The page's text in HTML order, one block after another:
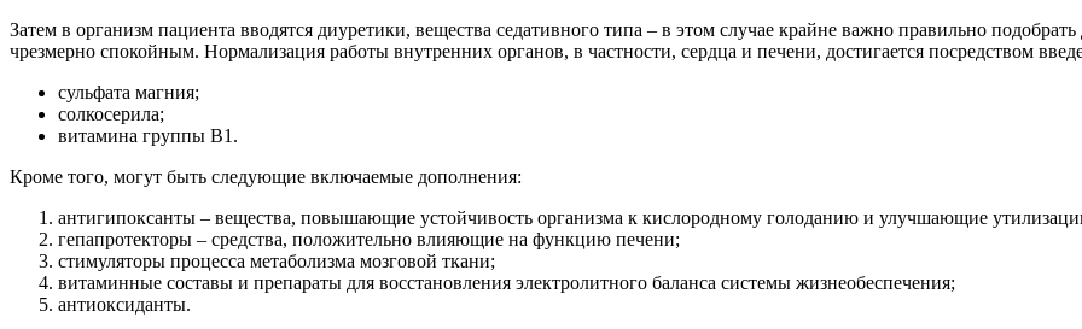
Затем в организм пациента вводятся диуретики, вещества седативного типа – в этом случае крайне важно правильно
чрезмерно спокойным. Нормализация работы внутренних органов, в частности, сердца и печени, достигается посредством
сульфата магния;
солкосерила;
витамина группы B1.
Кроме того, могут быть следующие включаемые дополнения:
антигипоксанты – вещества, повышающие устойчивость организма к кислородному голоданию и улучшающие
гепапротекторы – средства, положительно влияющие на функцию печени;
стимуляторы процесса метаболизма мозговой ткани;
витаминные составы и препараты для восстановления электролитного баланса системы жизнеобеспечения;
антиоксиданты.